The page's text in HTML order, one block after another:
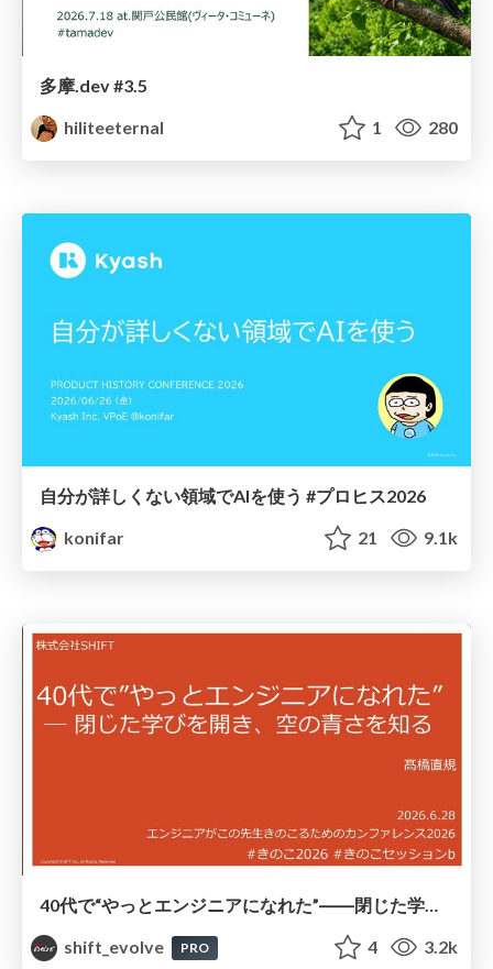
多摩.dev #3.5
hiliteeternal
1 280
自分が詳しくない領域でAIを使う #プロヒス2026
konifar
21 9.1k
40代で“やっとエンジニアになれた”――閉じた学びを開き、空の青さを知る / 20260628 Naoki Takahashi
shift_evolve
PRO 4 3.2k